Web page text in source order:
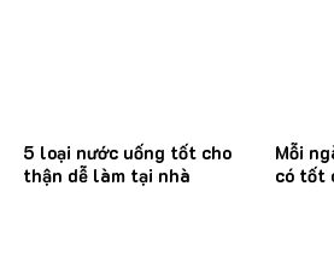
5 loại nước uống tốt cho
thận dễ làm tại nhà
Mỗi
có tốt